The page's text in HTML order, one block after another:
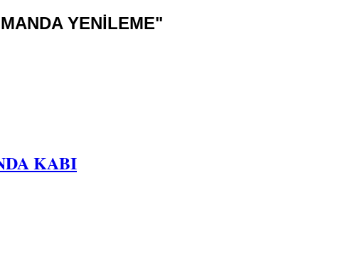
YENİLEME"
KABI